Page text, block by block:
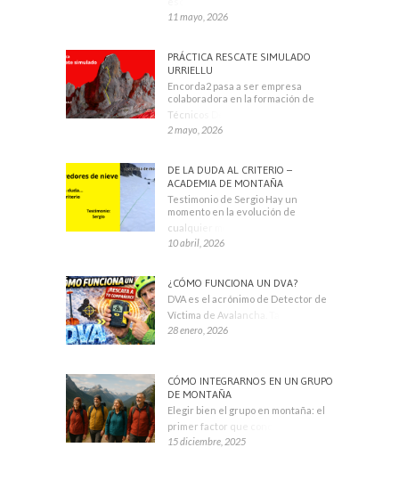
11 mayo, 2026
PRÁCTICA RESCATE SIMULADO
URRIELLU
Encorda2 pasa a ser empresa
colaboradora en la formación de
Técnicos Deportivos
2 mayo, 2026
DE LA DUDA AL CRITERIO –
ACADEMIA DE MONTAÑA
Testimonio de Sergio Hay un
momento en la evolución de
cualquier montañero
10 abril, 2026
¿CÓMO FUNCIONA UN DVA?
DVA es el acrónimo de Detector de
Víctima de Avalancha. También se
28 enero, 2026
CÓMO INTEGRARNOS EN UN GRUPO
DE MONTAÑA
Elegir bien el grupo en montaña: el
primer factor que condiciona tu
15 diciembre, 2025